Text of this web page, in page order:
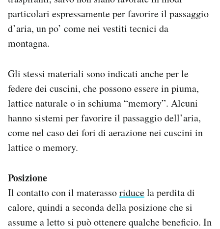
particolari espressamente per favorire il passaggio
d’aria, un po’ come nei vestiti tecnici da
montagna.
Gli stessi materiali sono indicati anche per le
federe dei cuscini, che possono essere in piuma,
lattice naturale o in schiuma “memory”. Alcuni
hanno sistemi per favorire il passaggio dell’aria,
come nel caso dei fori di aerazione nei cuscini in
lattice o memory.
Posizione
Il contatto con il materassoriducela perdita di
calore, quindi a seconda della posizione che si
assume a letto si può ottenere qualche beneficio. In